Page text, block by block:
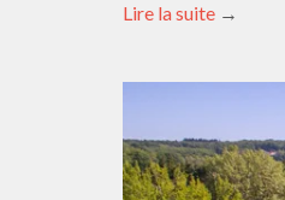
Lire la suite →